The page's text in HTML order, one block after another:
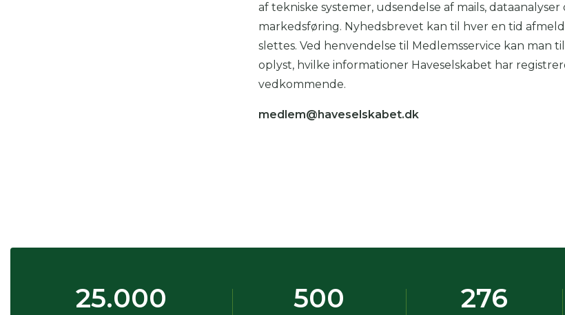
Her kan du søge i hele vores katalog af artikler,
af tekniske systemer, udsendelse af mails,
markedsføring. Nyhedsbrevet kan til hver en tid
slettes. Ved henvendelse til Medlemsservice kan man
oplyst, hvilke informationer Haveselskabet har
vedkommende.
medlem@haveselskabet.dk
25.000 500 276